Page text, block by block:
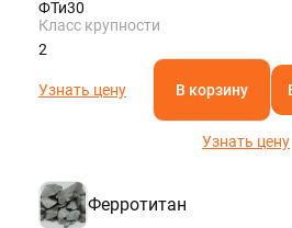
ФТи30
Класс крупности
2
Узнать цену В корзину
Узнать цену
Ферротитан